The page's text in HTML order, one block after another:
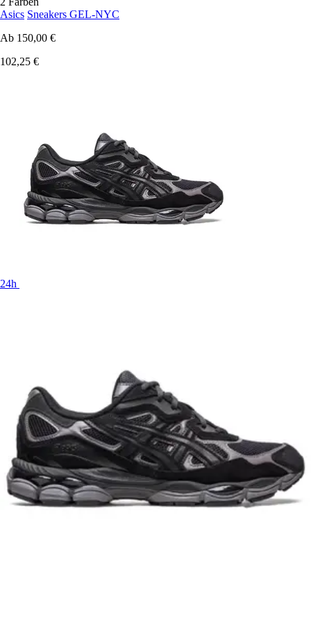
Asics Sneakers GEL-NYC
Ab 150,00 €
102,25 €
24h